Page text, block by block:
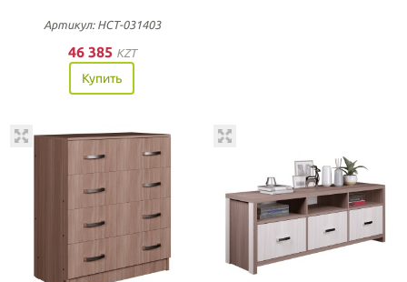
Артикул: НСТ-031403
46 385 KZT
Купить